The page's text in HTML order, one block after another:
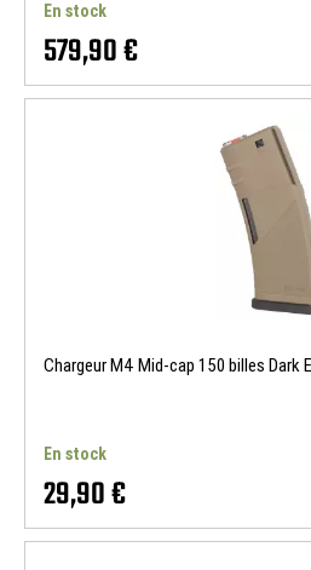
En stock
579,90 €
Chargeur M4 Mid-cap 150 billes Dark
En stock
29,90 €